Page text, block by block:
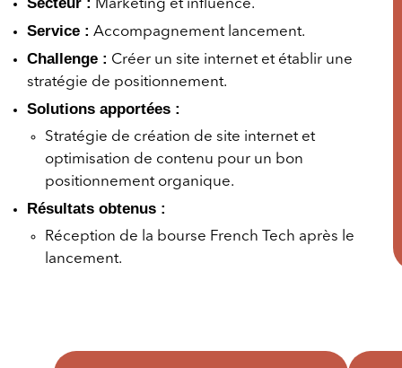
Marketing et influence.
Service : Accompagnement lancement.
Challenge : Créer un site internet et établir une
stratégie de positionnement.
Solutions apportées :
Stratégie de création de site internet et
optimisation de contenu pour un bon
positionnement organique.
Résultats obtenus :
Réception de la bourse French Tech après le
lancement.